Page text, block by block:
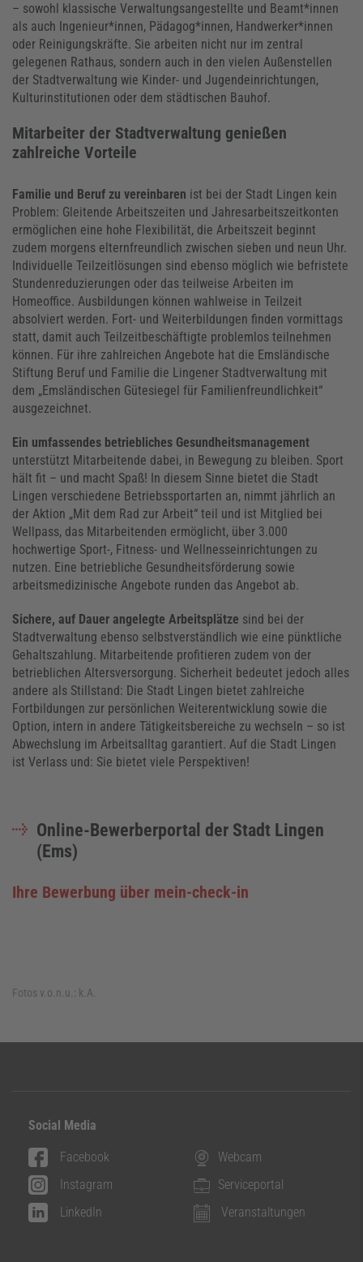
– sowohl klassische Verwaltungsangestellte und Beamt*innen
als auch Ingenieur*innen, Pädagog*innen, Handwerker*innen
oder Reinigungskräfte. Sie arbeiten nicht nur im zentral
gelegenen Rathaus, sondern auch in den vielen Außenstellen
der Stadtverwaltung wie Kinder- und Jugendeinrichtungen,
Kulturinstitutionen oder dem städtischen Bauhof.
Mitarbeiter der Stadtverwaltung genießen
zahlreiche Vorteile
Familie und Beruf zu vereinbaren ist bei der Stadt Lingen kein
Problem: Gleitende Arbeitszeiten und Jahresarbeitszeitkonten
ermöglichen eine hohe Flexibilität, die Arbeitszeit beginnt
zudem morgens elternfreundlich zwischen sieben und neun Uhr.
Individuelle Teilzeitlösungen sind ebenso möglich wie befristete
Stundenreduzierungen oder das teilweise Arbeiten im
Homeoffice. Ausbildungen können wahlweise in Teilzeit
absolviert werden. Fort- und Weiterbildungen finden vormittags
statt, damit auch Teilzeitbeschäftigte problemlos teilnehmen
können. Für ihre zahlreichen Angebote hat die Emsländische
Stiftung Beruf und Familie die Lingener Stadtverwaltung mit
dem „Emsländischen Gütesiegel für Familienfreundlichkeit“
ausgezeichnet.
Ein umfassendes betriebliches Gesundheitsmanagement
unterstützt Mitarbeitende dabei, in Bewegung zu bleiben. Sport
hält fit – und macht Spaß! In diesem Sinne bietet die Stadt
Lingen verschiedene Betriebssportarten an, nimmt jährlich an
der Aktion „Mit dem Rad zur Arbeit“ teil und ist Mitglied bei
Wellpass, das Mitarbeitenden ermöglicht, über 3.000
hochwertige Sport-, Fitness- und Wellnesseinrichtungen zu
nutzen. Eine betriebliche Gesundheitsförderung sowie
arbeitsmedizinische Angebote runden das Angebot ab.
Sichere, auf Dauer angelegte Arbeitsplätze sind bei der
Stadtverwaltung ebenso selbstverständlich wie eine pünktliche
Gehaltszahlung. Mitarbeitende profitieren zudem von der
betrieblichen Altersversorgung. Sicherheit bedeutet jedoch alles
andere als Stillstand: Die Stadt Lingen bietet zahlreiche
Fortbildungen zur persönlichen Weiterentwicklung sowie die
Option, intern in andere Tätigkeitsbereiche zu wechseln – so ist
Abwechslung im Arbeitsalltag garantiert. Auf die Stadt Lingen
ist Verlass und: Sie bietet viele Perspektiven!
Online-Bewerberportal der Stadt Lingen
(Ems)
Ihre Bewerbung über mein-check-in
Fotos v.o.n.u.: k.A.
Social Media
Facebook
Instagram
LinkedIn
Webcam
Serviceportal
Veranstaltungen